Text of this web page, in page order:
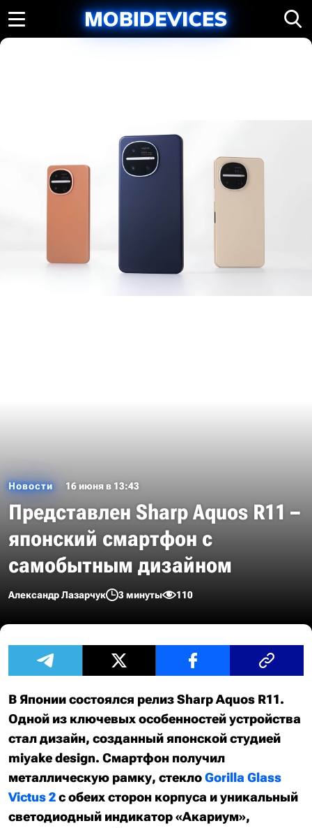
Новости 16 июня в 13:43
Представлен Sharp Aquos R11 –
японский смартфон с
самобытным дизайном
Александр Лазарчук 3 минуты 110
В Японии состоялся релиз Sharp Aquos R11.
Одной из ключевых особенностей устройства
стал дизайн, созданный японской студией
miyake design. Смартфон получил
металлическую рамку, стеклоGorilla Glass
Victus 2с обеих сторон корпуса и уникальный
светодиодный индикатор «Акариум»,